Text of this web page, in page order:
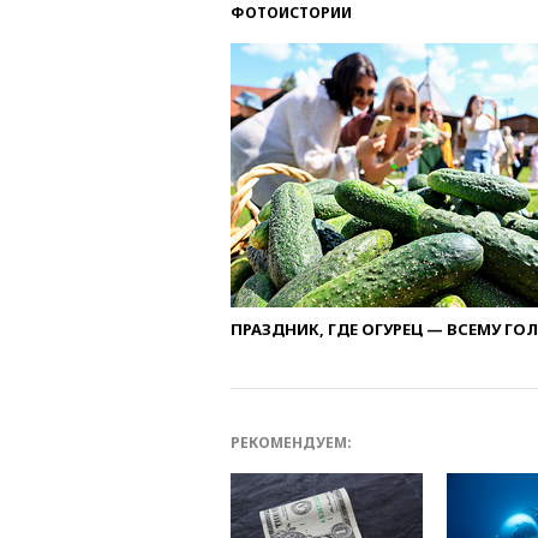
ФОТОИСТОРИИ
ПРАЗДНИК, ГДЕ ОГУРЕЦ — ВСЕМУ
РЕКОМЕНДУЕМ: